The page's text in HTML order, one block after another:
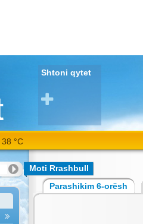
Shtoni qytet
Moti Rrashbull
Parashikim 6-orësh